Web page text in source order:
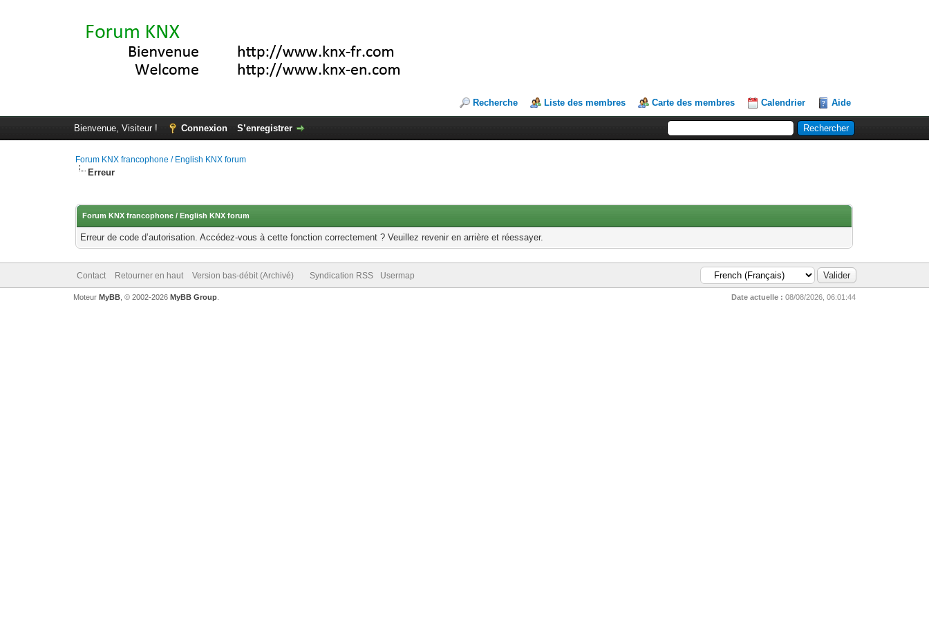
Recherche Liste des membres Carte des membres Calendrier Aide
Bienvenue, Visiteur ! Connexion S’enregistrer
Forum KNX francophone / English KNX forum
Erreur
Forum KNX francophone / English KNX forum
Erreur de code d’autorisation. Accédez-vous à cette fonction correctement ? Veuillez revenir en arrière et réessayer.
Contact Retourner en haut Version bas-débit (Archivé) Syndication RSS Usermap
Date actuelle : 08/08/2026, 06:01:44
Moteur MyBB, © 2002-2026 MyBB Group.